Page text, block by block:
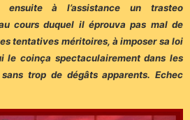
ensuite à l’assistance un trasteo
cours duquel il éprouva pas mal de
tentatives méritoires, à imposer sa loi
le coinça spectaculairement dans les
trop de dégâts apparents. Echec